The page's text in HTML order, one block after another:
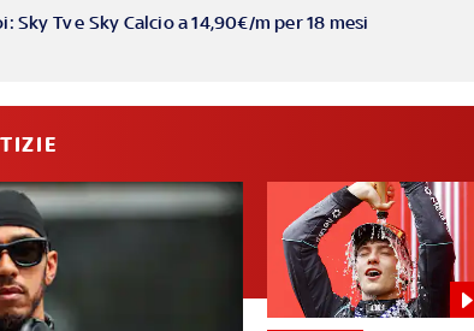
Sky Tv e Sky Calcio a 14,90€/m per 18 mesi